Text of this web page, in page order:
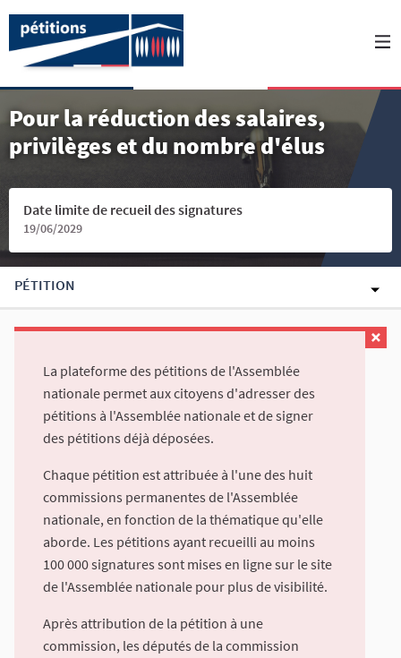
Pour la réduction des salaires,
privilèges et du nombre d'élus
Date limite de recueil des signatures
19/06/2029
PÉTITION
La plateforme des pétitions de l'Assemblée
nationale permet aux citoyens d'adresser des
pétitions à l'Assemblée nationale et de signer
des pétitions déjà déposées.
Chaque pétition est attribuée à l'une des huit
commissions permanentes de l'Assemblée
nationale, en fonction de la thématique qu'elle
aborde. Les pétitions ayant recueilli au moins
100 000 signatures sont mises en ligne sur le site
de l'Assemblée nationale pour plus de visibilité.
Après attribution de la pétition à une
commission, les députés de la commission